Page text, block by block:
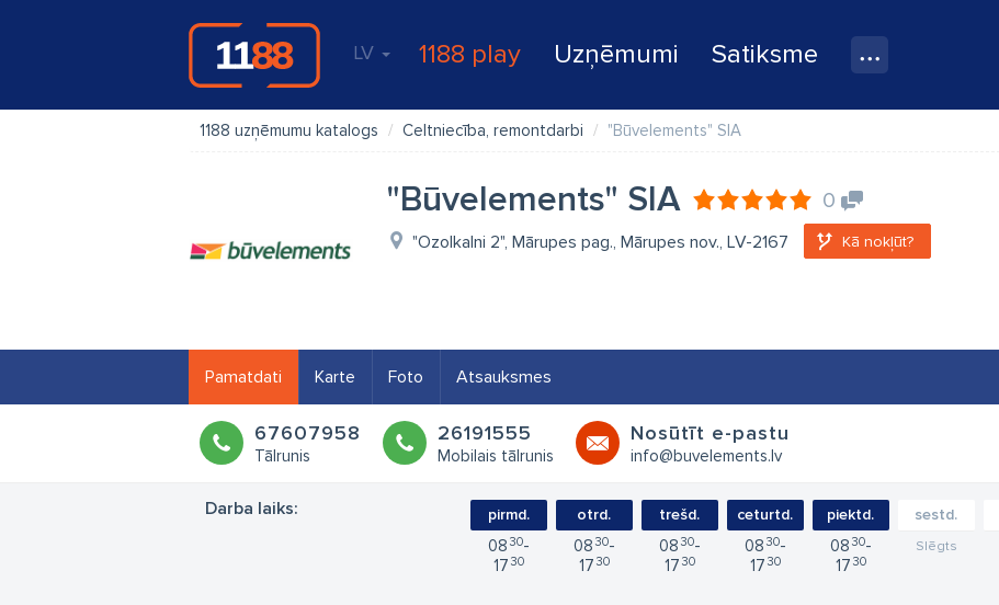
LV 1188 play Uzņēmumi Satiksme
1188 uzņēmumu katalogs Celtniecība, remontdarbi "Būvelements" SIA
"Būvelements" SIA 0
"Ozolkalni 2", Mārupes pag., Mārupes nov., LV-2167 Kā nokļūt?
Pamatdati Karte Foto Atsauksmes
67607958
Tālrunis
26191555
Mobilais tālrunis
Nosūtīt e-pastu
info@buvelements.lv
Darba laiks: pirmd.
08 30
17 30
otrd.
08 30
17 30
trešd.
08 30
17 30
ceturtd.
08 30
17 30
piektd.
08 30
17 30
sestd.
Slēgts